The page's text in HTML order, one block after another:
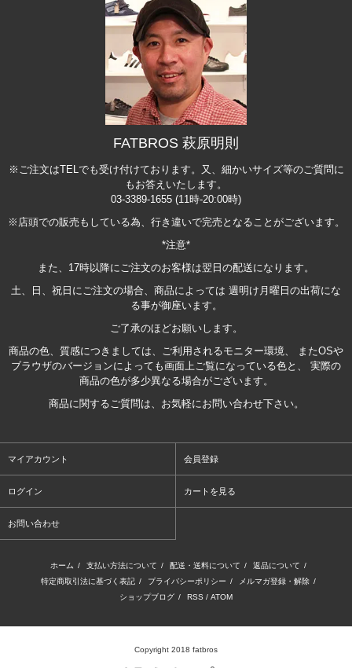
FATBROS 萩原明則
※ご注文はTELでも受け付けております。又、細かいサイズ等のご質問に
もお答えいたします。
03-3389-1655 (11時-20:00時)
※店頭での販売もしている為、行き違いで完売となることがございます。
*注意*
また、17時以降にご注文のお客様は翌日の配送になります。
土、日、祝日にご注文の場合、商品によっては 週明け月曜日の出荷にな
る事が御座います。
ご了承のほどお願いします。
商品の色、質感につきましては、ご利用されるモニター環境、 またOSや
ブラウザのバージョンによっても画面上ご覧になっている色と、 実際の
商品の色が多少異なる場合がございます。
商品に関するご質問は、お気軽にお問い合わせ下さい。
マイアカウント 会員登録
ログイン カートを見る
お問い合わせ
ホーム / 支払い方法について / 配送・送料について / 返品について /
特定商取引法に基づく表記 / プライバシーポリシー / メルマガ登録・解除 /
ショップブログ / RSS / ATOM
Copyright 2018 fatbros